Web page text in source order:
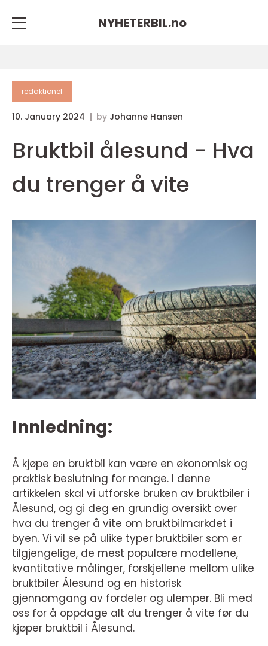
NYHETERBIL.no
redaktionel
10. January 2024 by Johanne Hansen
Bruktbil ålesund - Hva
du trenger å vite
Innledning:
Å kjøpe en bruktbil kan være en økonomisk og
praktisk beslutning for mange. I denne
artikkelen skal vi utforske bruken av bruktbiler i
Ålesund, og gi deg en grundig oversikt over
hva du trenger å vite om bruktbilmarkdet i
byen. Vi vil se på ulike typer bruktbiler som er
tilgjengelige, de mest populære modellene,
kvantitative målinger, forskjellene mellom ulike
bruktbiler Ålesund og en historisk
gjennomgang av fordeler og ulemper. Bli med
oss for å oppdage alt du trenger å vite før du
kjøper bruktbil i Ålesund.